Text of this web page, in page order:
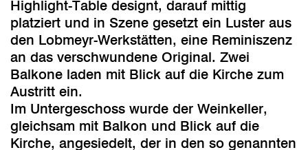
Highlight-Table designt, darauf mittig
platziert und in Szene gesetzt ein Luster aus
den Lobmeyr-Werkstätten, eine Reminiszenz
an das verschwundene Original. Zwei
Balkone laden mit Blick auf die Kirche zum
Austritt ein.
Im Untergeschoss wurde der Weinkeller,
gleichsam mit Balkon und Blick auf die
Kirche, angesiedelt, der in den so genannten